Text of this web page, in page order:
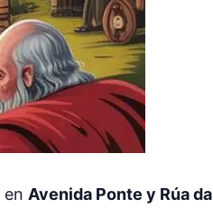
en Avenida Ponte y Rúa da